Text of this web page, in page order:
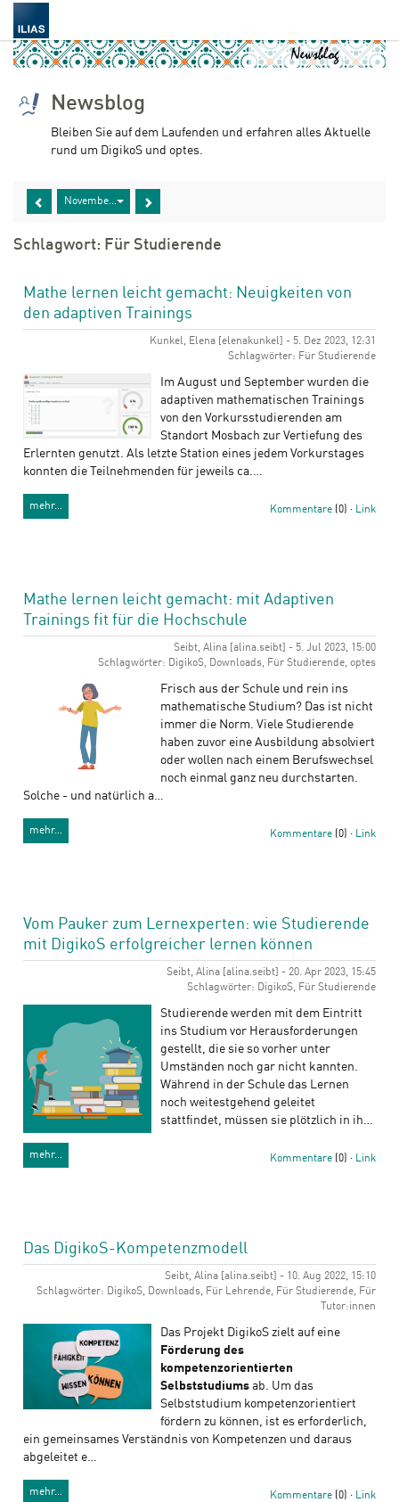
Newsblog
Bleiben Sie auf dem Laufenden und erfahren alles Aktuelle
rund um DigikoS und optes.
November 2024
Schlagwort: Für Studierende
Mathe lernen leicht gemacht: Neuigkeiten von
den adaptiven Trainings
Kunkel, Elena [elenakunkel] - 5. Dez 2023, 12:31
Schlagwörter: Für Studierende
Im August und September wurden die
adaptiven mathematischen Trainings
von den Vorkursstudierenden am
Standort Mosbach zur Vertiefung des
Erlernten genutzt. Als letzte Station eines jedem Vorkurstages
konnten die Teilnehmenden für jeweils ca.…
mehr… Kommentare (0) · Link
Mathe lernen leicht gemacht: mit Adaptiven
Trainings fit für die Hochschule
Seibt, Alina [alina.seibt] - 5. Jul 2023, 15:00
Schlagwörter: DigikoS, Downloads, Für Studierende, optes
Frisch aus der Schule und rein ins
mathematische Studium? Das ist nicht
immer die Norm. Viele Studierende
haben zuvor eine Ausbildung absolviert
oder wollen nach einem Berufswechsel
noch einmal ganz neu durchstarten.
Solche - und natürlich a…
mehr… Kommentare (0) · Link
Vom Pauker zum Lernexperten: wie Studierende
mit DigikoS erfolgreicher lernen können
Seibt, Alina [alina.seibt] - 20. Apr 2023, 15:45
Schlagwörter: DigikoS, Für Studierende
Studierende werden mit dem Eintritt
ins Studium vor Herausforderungen
gestellt, die sie so vorher unter
Umständen noch gar nicht kannten.
Während in der Schule das Lernen
noch weitestgehend geleitet
stattfindet, müssen sie plötzlich in ih…
mehr… Kommentare (0) · Link
Das DigikoS-Kompetenzmodell
Seibt, Alina [alina.seibt] - 10. Aug 2022, 15:10
Schlagwörter: DigikoS, Downloads, Für Lehrende, Für Studierende, Für
Tutor:innen
Das Projekt DigikoS zielt auf eine
Förderung des
kompetenzorientierten
Selbststudiums ab. Um das
Selbststudium kompetenzorientiert
fördern zu können, ist es erforderlich,
ein gemeinsames Verständnis von Kompetenzen und daraus
abgeleitet e…
mehr… Kommentare (0) · Link